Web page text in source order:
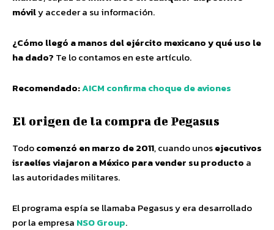
móvily acceder a su información.
¿Cómo llegó a manos del ejército mexicano y qué uso le
ha dado? Te lo contamos en este artículo.
Recomendado:AICM confirma choque de aviones
El origen de la compra de Pegasus
Todocomenzó en marzo de 2011, cuando unosejecutivos
israelíes viajaron a México para vender su producto a
las autoridades militares.
El programa espía se llamaba Pegasus y era desarrollado
por la empresa NSO Group.